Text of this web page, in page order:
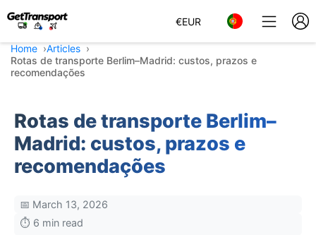
€EUR
Home
Articles
Rotas de transporte Berlim–Madrid: custos, prazos e
recomendações
Rotas de transporte Berlim–
Madrid: custos, prazos e
recomendações
📅 March 13, 2026
⏱️ 6 min read